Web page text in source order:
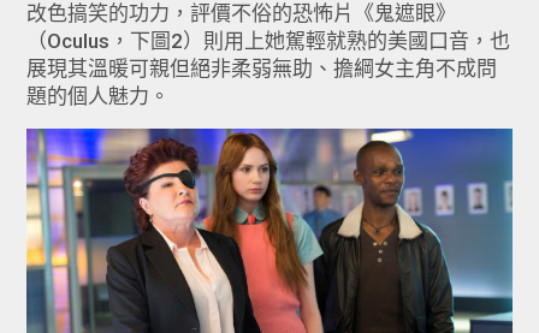
改色搞笑的功力，評價不俗的恐怖片《鬼遮眼》
（Oculus，下圖2）則用上她駕輕就熟的美國口音，也
展現其溫暖可親但絕非柔弱無助、擔綱女主角不成問
題的個人魅力。